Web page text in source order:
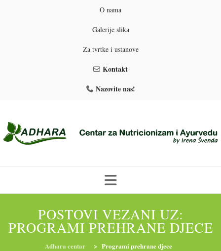
O nama
Galerije slika
Za tvrtke i ustanove
Kontakt
Nazovite nas!
PROGRAMI PREHRANE PRIRODNO MRŠAVLJENJE
POSTOVI VEZANI UZ:
PROGRAMI PREHRANE DJECE
Adhara centar > Programi prehrane djece